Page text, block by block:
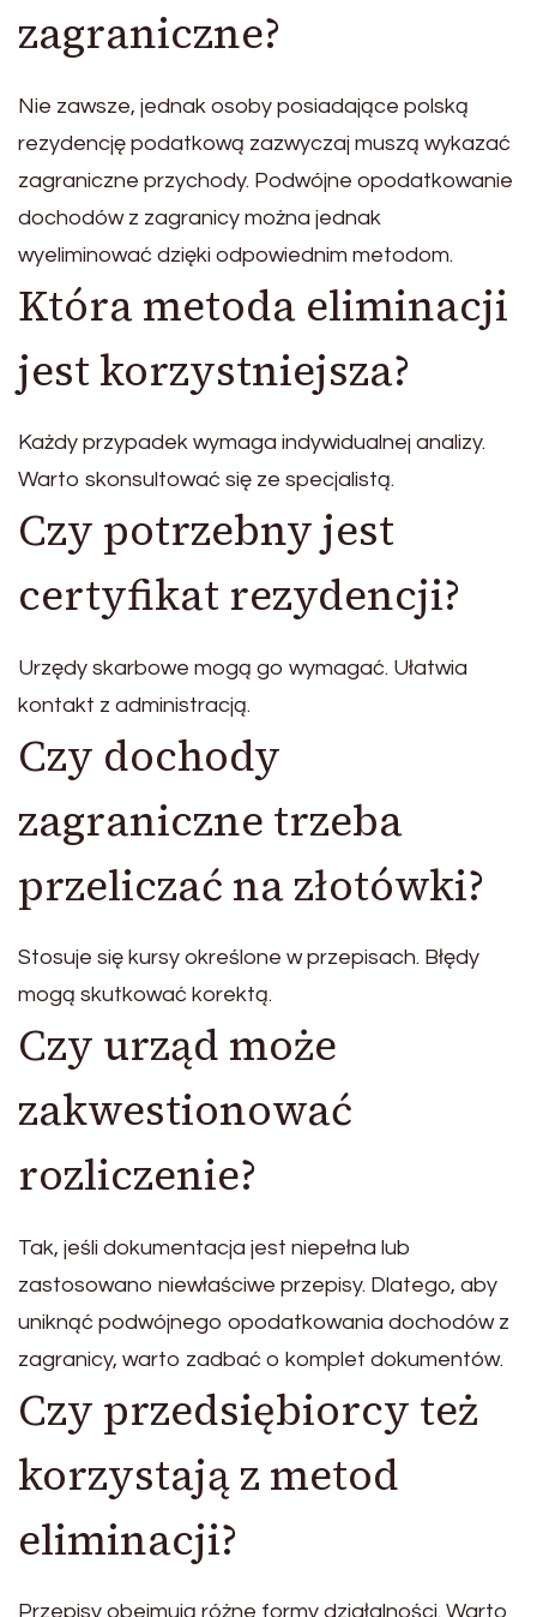
zagraniczne?
Nie zawsze, jednak osoby posiadające polską
rezydencję podatkową zazwyczaj muszą wykazać
zagraniczne przychody. Podwójne opodatkowanie
dochodów z zagranicy można jednak
wyeliminować dzięki odpowiednim metodom.
Która metoda eliminacji
jest korzystniejsza?
Każdy przypadek wymaga indywidualnej analizy.
Warto skonsultować się ze specjalistą.
Czy potrzebny jest
certyfikat rezydencji?
Urzędy skarbowe mogą go wymagać. Ułatwia
kontakt z administracją.
Czy dochody
zagraniczne trzeba
przeliczać na złotówki?
Stosuje się kursy określone w przepisach. Błędy
mogą skutkować korektą.
Czy urząd może
zakwestionować
rozliczenie?
Tak, jeśli dokumentacja jest niepełna lub
zastosowano niewłaściwe przepisy. Dlatego, aby
uniknąć podwójnego opodatkowania dochodów z
zagranicy, warto zadbać o komplet dokumentów.
Czy przedsiębiorcy też
korzystają z metod
eliminacji?
Przepisy obejmują różne formy działalności. Warto